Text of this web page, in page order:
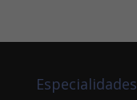
Especialidades